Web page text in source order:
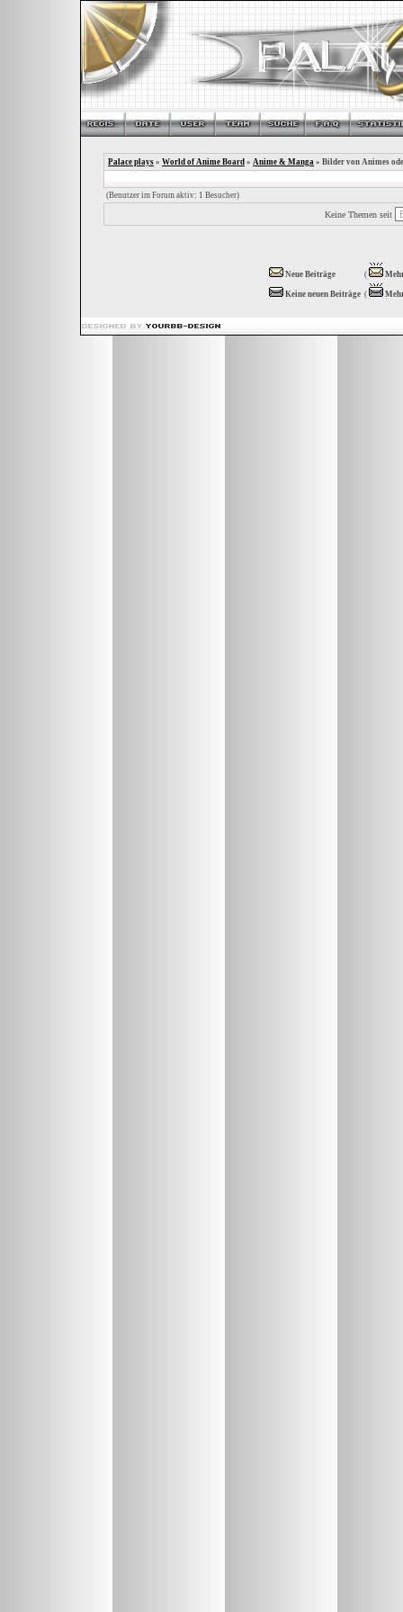
Palace plays » World of Anime Board » Anime & Manga » Bilder von Animes
(Benutzer im Forum aktiv: 1 Besucher)
Keine Themen seit
Neue Beiträge (
Keine neuen Beiträge (